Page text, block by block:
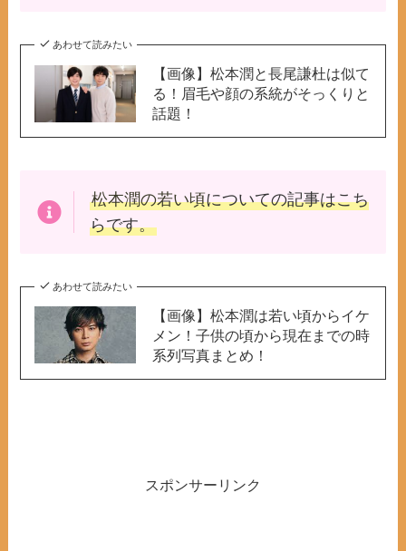
あわせて読みたい
【画像】松本潤と長尾謙杜は似て
る！眉毛や顔の系統がそっくりと
話題！
松本潤の若い頃についての記事はこち
らです。
あわせて読みたい
【画像】松本潤は若い頃からイケ
メン！子供の頃から現在までの時
系列写真まとめ！
スポンサーリンク